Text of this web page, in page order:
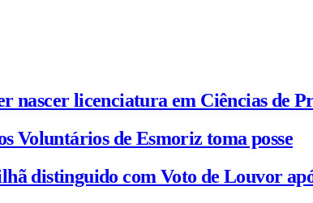
nascer licenciatura em Ciências de
Voluntários de Esmoriz toma posse
distinguido com Voto de Louvor